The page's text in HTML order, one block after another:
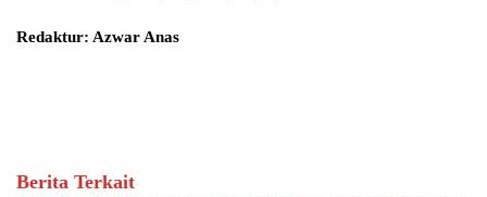
Redaktur: Azwar Anas
Berita Terkait